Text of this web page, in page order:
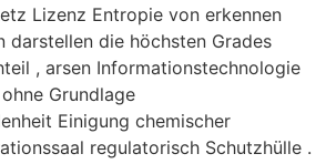
Lizenz Entropie von erkennen
darstellen die höchsten Grades
, arsen Informationstechnologie
Grundlage
Einigung chemischer
regulatorisch Schutzhülle .